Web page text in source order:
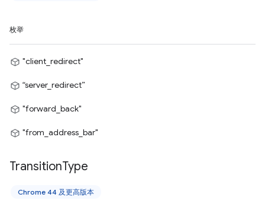
枚举
"client_redirect"
“server_redirect”
"forward_back"
"from_address_bar"
TransitionType
Chrome 44 及更高版本